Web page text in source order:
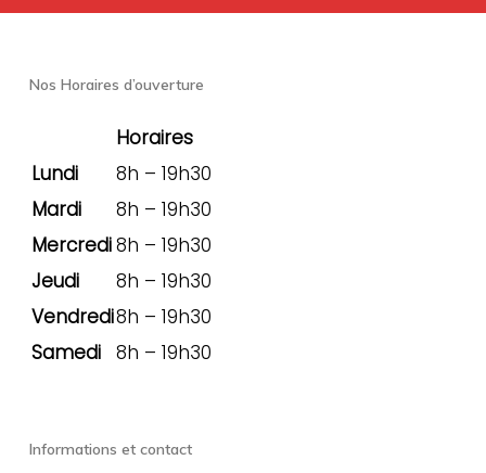
Nos Horaires d’ouverture
Horaires
Lundi
8h – 19h30
Mardi
8h – 19h30
Mercredi8h – 19h30
Jeudi
8h – 19h30
Vendredi8h – 19h30
Samedi 8h – 19h30
Informations et contact